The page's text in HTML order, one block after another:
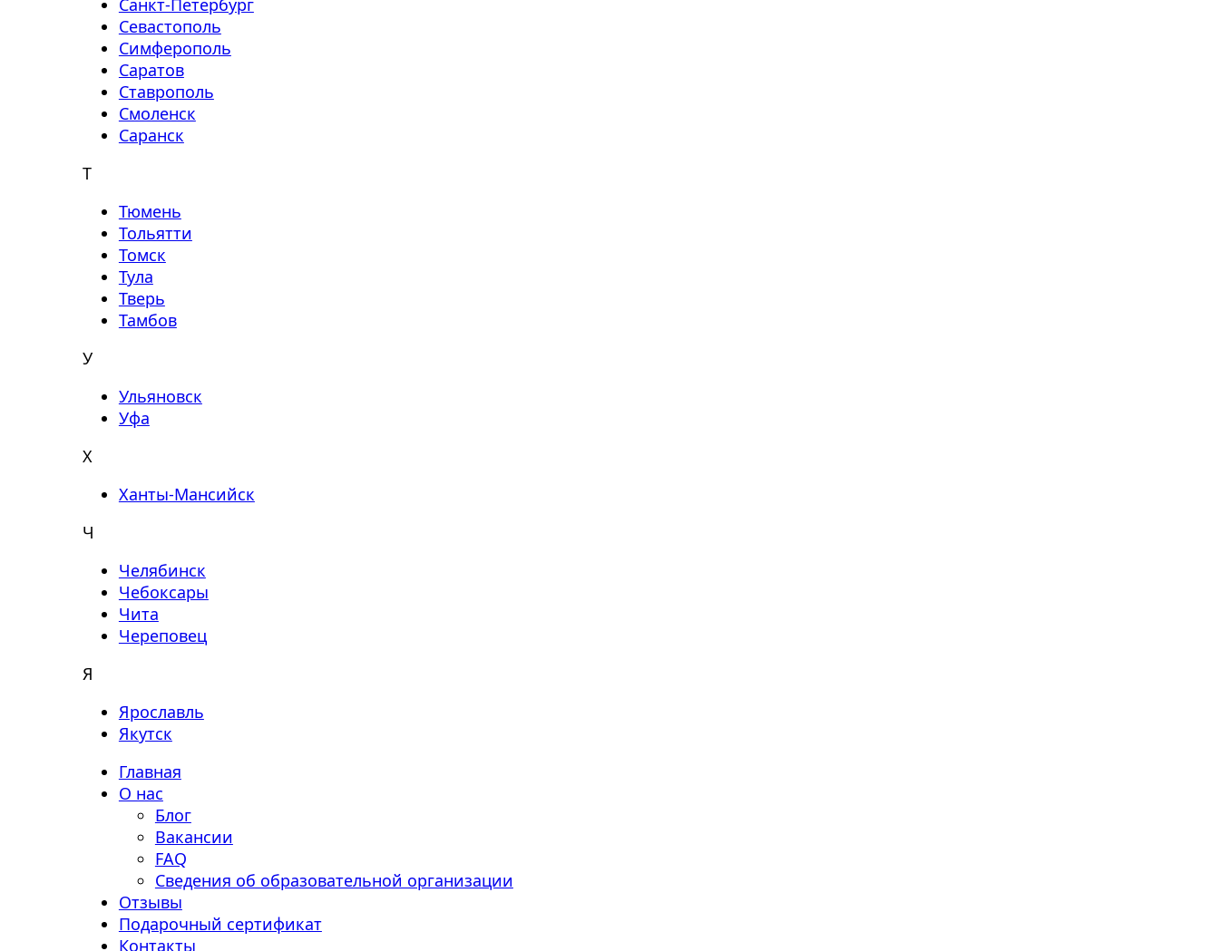
Санкт-Петербург
Севастополь
Симферополь
Саратов
Ставрополь
Смоленск
Саранск
Т
Тюмень
Тольятти
Томск
Тула
Тверь
Тамбов
У
Ульяновск
Уфа
Х
Ханты-Мансийск
Ч
Челябинск
Чебоксары
Чита
Череповец
Я
Ярославль
Якутск
Главная
О нас
Блог
Вакансии
FAQ
Сведения об образовательной организации
Отзывы
Подарочный сертификат
Контакты